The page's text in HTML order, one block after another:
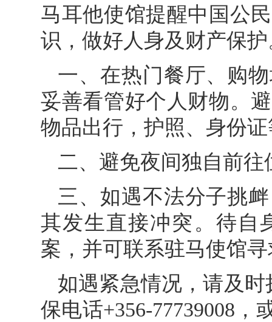
马耳他使馆提醒中国公
识，做好人身及财产保
一、在热门餐厅、购
妥善看管好个人财物。
物品出行，护照、身份
二、避免夜间独自前
三、如遇不法分子挑
其发生直接冲突。待自
案，并可联系驻马使馆
如遇紧急情况，请及
保电话+356-77739008